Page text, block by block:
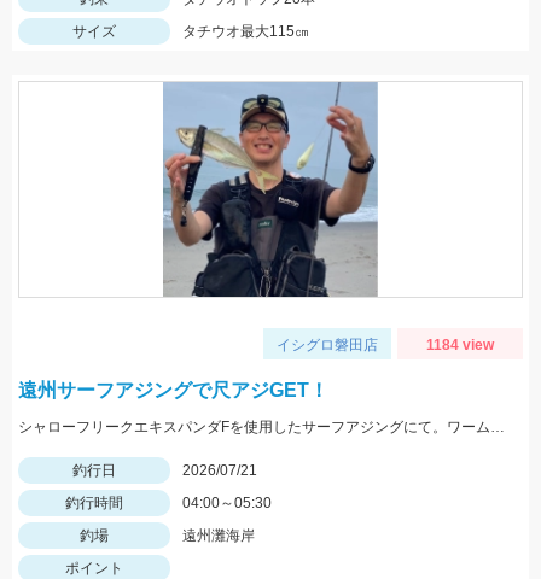
サイズ
タチウオ最大115㎝
イシグロ磐田店 1184 view
遠州サーフアジングで尺アジGET！
シャローフリークエキスパンダFを使用したサーフアジングにて。ワームはケイテックのイージーシェイカー2.5インチを使用しました。
釣行日
2026/07/21
釣行時間
04:00～05:30
釣場
遠州灘海岸
ポイント